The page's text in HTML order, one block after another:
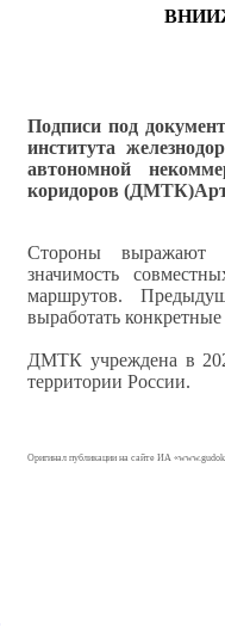
Подписи под
института
автономной
коридоров
Стороны выражают
значимость
маршрутов.
выработать
ДМТК учреждена в
территории России.
Оригинал публикации на сайте ИА